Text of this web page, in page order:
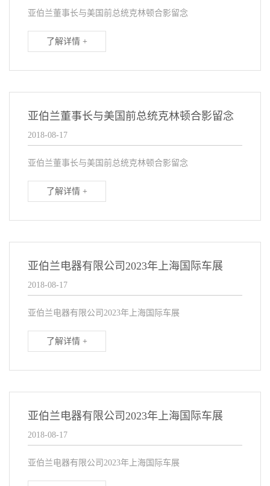
亚伯兰董事长与美国前总统克林顿合影留念
了解详情 +
亚伯兰董事长与美国前总统克林顿合影留念
2018-08-17
亚伯兰董事长与美国前总统克林顿合影留念
了解详情 +
亚伯兰电器有限公司2023年上海国际车展
2018-08-17
亚伯兰电器有限公司2023年上海国际车展
了解详情 +
亚伯兰电器有限公司2023年上海国际车展
2018-08-17
亚伯兰电器有限公司2023年上海国际车展